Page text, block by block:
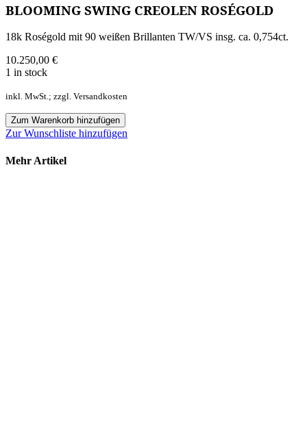
BLOOMING SWING CREOLEN ROSÉGOLD
18k Roségold mit 90 weißen Brillanten TW/VS insg. ca. 0,754ct.
10.250,00 €
1 in stock
inkl. MwSt.; zzgl. Versandkosten
Zum Warenkorb hinzufügen
Zur Wunschliste hinzufügen
Mehr Artikel